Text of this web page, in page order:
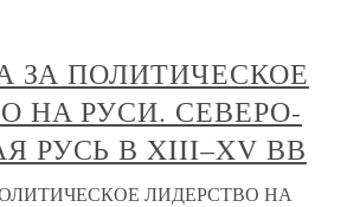
ЗА ПОЛИТИЧЕСКОЕ
НА РУСИ. СЕВЕРО-
РУСЬ В XIII–XV ВВ
ЛИДЕРСТВО НА